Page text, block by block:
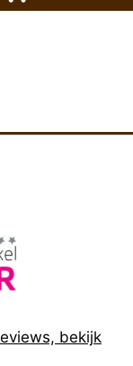
bekijk